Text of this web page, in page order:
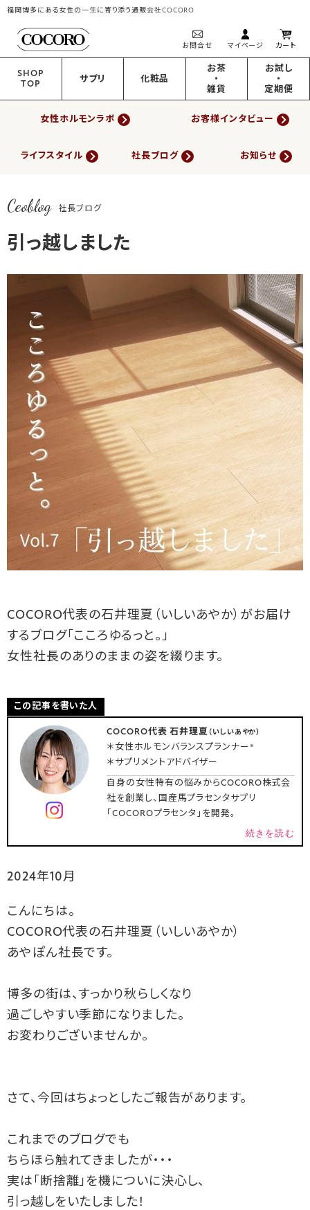
福岡博多にある女性の一生に寄り添う通販会社COCORO
お問合せ マイページ カート
SHOP
TOP
サプリ 化粧品
お茶
・
雑貨
お試し
・
定期便
女性ホルモンラボ お客様インタビュー
ライフスタイル 社長ブログ お知らせ
Ceoblog 社長ブログ
引っ越しました
COCORO代表の石井理夏（いしいあやか）がお届け
するブログ「こころゆるっと。」
女性社長のありのままの姿を綴ります。
この記事を書いた人
COCORO代表 石井理夏 （いしいあやか）
＊女性ホルモンバランスプランナー®
＊サプリメントアドバイザー
自身の女性特有の悩みからCOCORO株式会
社を創業し、国産馬プラセンタサプリ
「COCOROプラセンタ」を開発。
続きを読む
2024年10月
こんにちは。
COCORO代表の石井理夏（いしいあやか）
あやぽん社長です。
博多の街は、すっかり秋らしくなり
過ごしやすい季節になりました。
お変わりございませんか。
さて、今回はちょっとしたご報告があります。
これまでのブログでも
ちらほら触れてきましたが・・・
実は「断捨離」を機についに決心し、
引っ越しをいたしました！